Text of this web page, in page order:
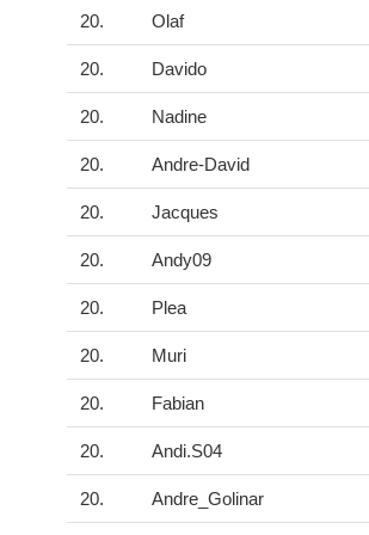
20. Olaf
20. Davido
20. Nadine
20. Andre-David
20. Jacques
20. Andy09
20. Plea
20. Muri
20. Fabian
20. Andi.S04
20. Andre_Golinar